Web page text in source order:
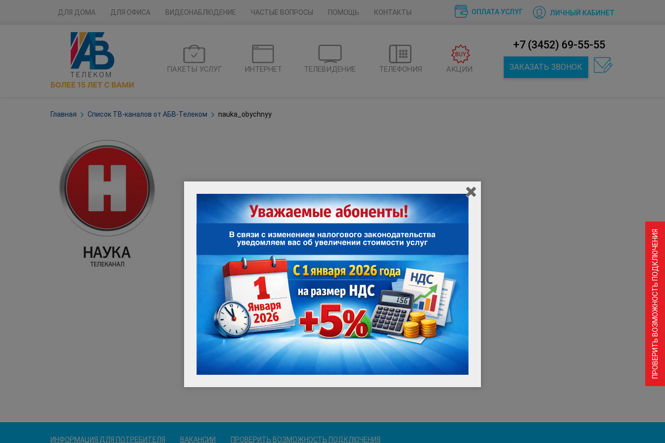
ДЛЯ ДОМА ДЛЯ ОФИСА ВИДЕОНАБЛЮДЕНИЕ ЧАСТЫЕ ВОПРОСЫ ПОМОЩЬ ОПЛАТА УСЛУГ
КОНТАКТЫ ЛИЧНЫЙ КАБИНЕТ
+7 (3452) 69-55-55
ЗАКАЗАТЬ ЗВОНОК
ПАКЕТЫ УСЛУГ ИНТЕРНЕТ ТЕЛЕВИДЕНИЕ ТЕЛЕФОНИЯ АКЦИИ
Главная Список ТВ-каналов от АБВ-Телеком nauka_obychnyy
ПРОВЕРИТЬ ВОЗМОЖНОСТЬ ПОДКЛЮЧЕНИЯ
ИНФОРМАЦИЯ ДЛЯ ПОТРЕБИТЕЛЯ ВАКАНСИИ ПРОВЕРИТЬ ВОЗМОЖНОСТЬ ПОДКЛЮЧЕНИЯ